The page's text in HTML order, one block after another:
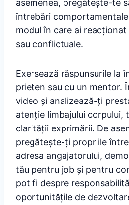
asemenea, pregătește-te
întrebări
modul în care ai
sau conflictuale.
Exersează răspunsurile la
prieten sau cu un mentor.
video și analizează-ți
atenție limbajului corpului,
clarității exprimării. De
pregătește-ți propriile
adresa angajatorului,
tău pentru job și pentru
pot fi despre
oportunitățile de